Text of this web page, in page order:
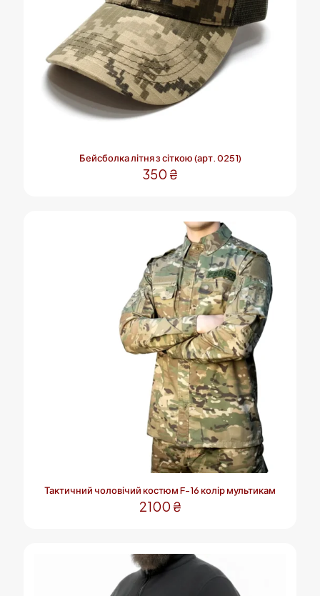
Бейсболка літня з сіткою (арт. 0251)
350 ₴
Тактичний чоловічий костюм F-16 колір мультикам
2100 ₴
кілька
варіантів.